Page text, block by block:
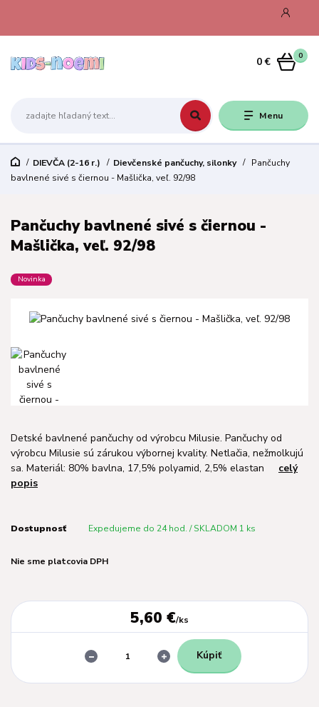
Menu
0
0 €
DIEVČA (2-16 r.) Dievčenské pančuchy, silonky
Pančuchy
bavlnené sivé s čiernou - Mašlička, veľ. 92/98
Pančuchy bavlnené sivé s čiernou -
Mašlička, veľ. 92/98
Novinka
Detské bavlnené pančuchy od výrobcu Milusie. Pančuchy od
výrobcu Milusie sú zárukou výbornej kvality. Netlačia, nežmolkujú
sa. Materiál: 80% bavlna, 17,5% polyamid, 2,5% elastan celý
popis
Dostupnosť Expedujeme do 24 hod. / SKLADOM 1 ks
Nie sme platcovia DPH
5,60 €/ks
Kúpiť